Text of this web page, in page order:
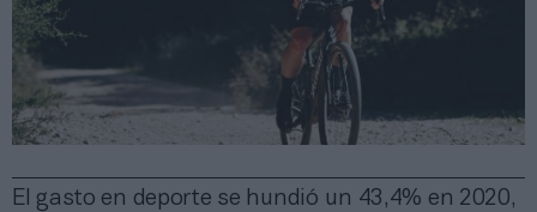
El gasto en deporte se hundió un 43,4% en 2020,